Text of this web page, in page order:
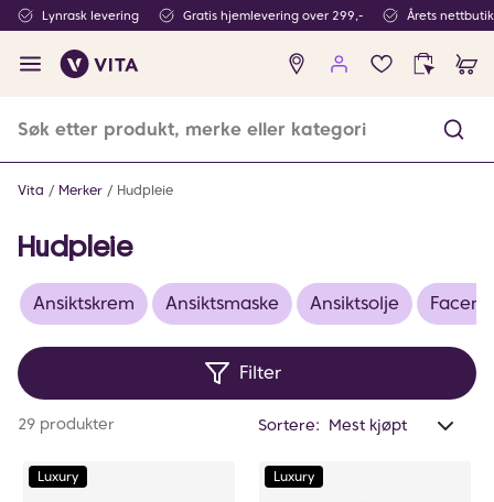
Lynrask levering Gratis hjemlevering over 299,- Årets
Ingen
produkter
Vita Merker Hudpleie
Hudpleie
Ansiktskrem Ansiktsmaske Ansiktsolje
Filter
29 produkter Sortere:
Luxury Luxury